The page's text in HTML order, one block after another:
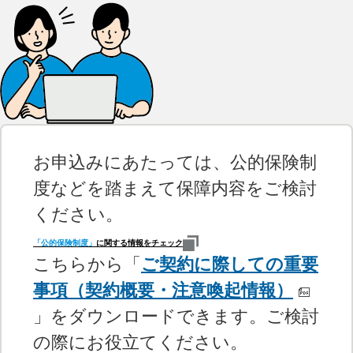
お申込みにあたっては、公的保険制
度などを踏まえて保障内容をご検討
ください。
「公的保険制度」 に関する情報をチェック
こちらから「 ご契約に際しての重要
事項（契約概要・注意喚起情報）
」をダウンロードできます。ご検討
の際にお役立てください。